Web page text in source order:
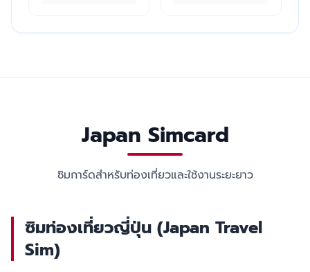
Japan Simcard
ซิมการ์ดสำหรับท่องเที่ยวและใช้งานระยะยาว
ซิมท่องเที่ยวญี่ปุ่น (Japan Travel
Sim)